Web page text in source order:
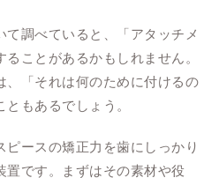
て調べていると、「アタッチメ
ことがあるかもしれません。
、「それは何のために付けるの
もあるでしょう。
ピースの矯正力を歯にしっかり
置です。まずはその素材や役